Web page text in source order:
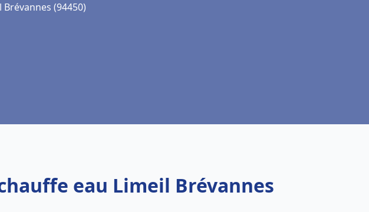
(94450)
eau Limeil Brévannes